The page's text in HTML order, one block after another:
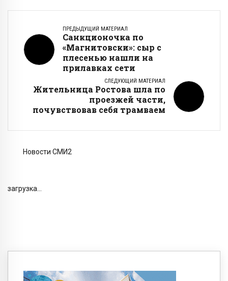
ПРЕДЫДУЩИЙ МАТЕРИАЛ
Санкционочка по
«Магнитовски»: сыр с
плесенью нашли на
прилавках сети
СЛЕДУЮЩИЙ МАТЕРИАЛ
Жительница Ростова шла по
проезжей части,
почувствовав себя трамваем
Новости СМИ2
загрузка...